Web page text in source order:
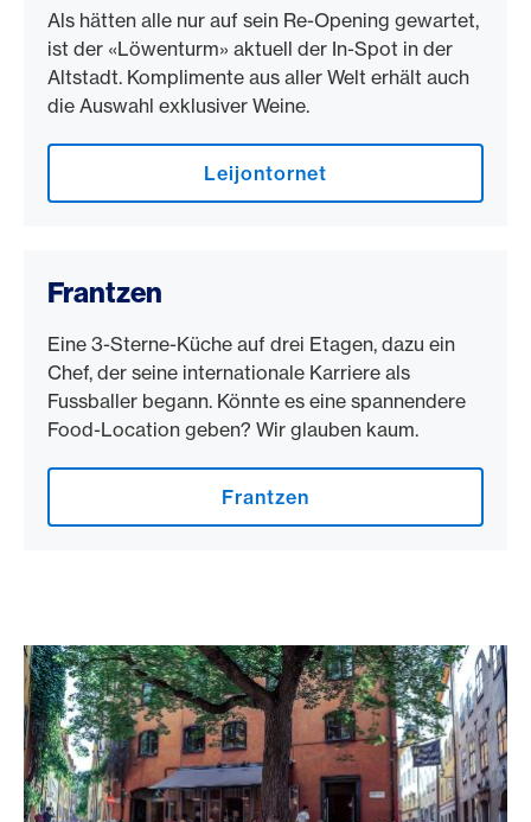
Als hätten alle nur auf sein Re-Opening gewartet,
ist der «Löwenturm» aktuell der In-Spot in der
Altstadt. Komplimente aus aller Welt erhält auch
die Auswahl exklusiver Weine.
Leijontornet
Frantzen
Eine 3-Sterne-Küche auf drei Etagen, dazu ein
Chef, der seine internationale Karriere als
Fussballer begann. Könnte es eine spannendere
Food-Location geben? Wir glauben kaum.
Frantzen